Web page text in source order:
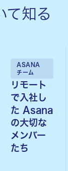
て知る
ASANA
チーム
リモート
で入社し
た Asana
の大切な
メンバー
たち